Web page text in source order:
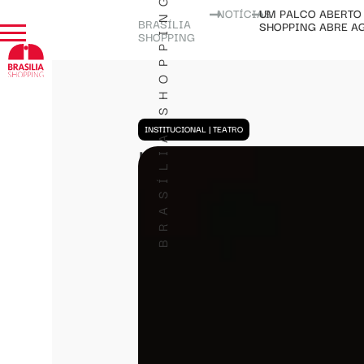
BRASÍLIA SHOPPING
BRASÍLIA
SHOPPING
NOTÍCIASUM PALCO
SHOPPING ABRE
INSTITUCIONAL|TEATRO
Um palco
encontros e
Shopping abre
Inscrições
eventos com